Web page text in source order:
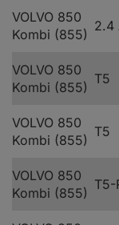
VOLVO 850
Kombi (855)
2.4
VOLVO 850
Kombi (855)
T5
VOLVO 850
Kombi (855)
T5
VOLVO 850
Kombi (855)
T5-